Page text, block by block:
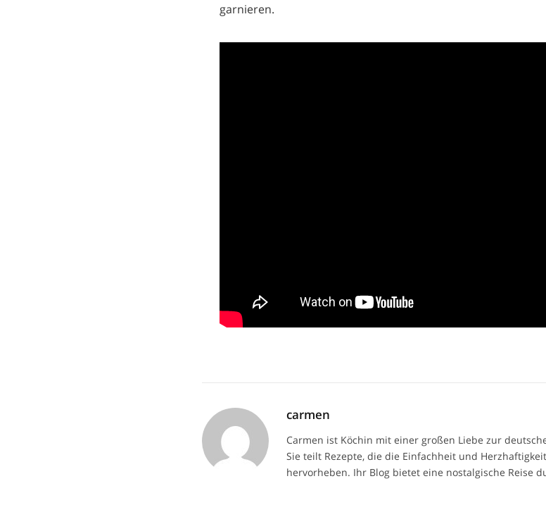
garnieren.
carmen
Carmen ist Köchin mit einer großen Liebe zur
Sie teilt Rezepte, die die Einfachheit und
hervorheben. Ihr Blog bietet eine nostalgische Reise